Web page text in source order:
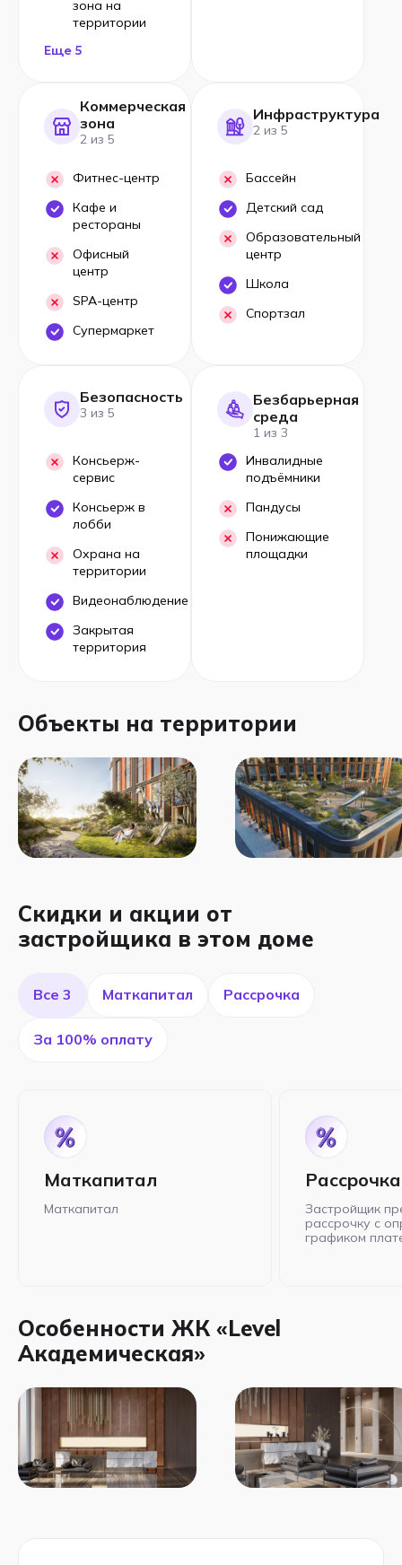
зона на
территории
Еще 5
Коммерческая
зона
2 из 5
Фитнес-центр
Кафе и
рестораны
Офисный
центр
SPA-центр
Супермаркет
Инфраструктура
2 из 5
Бассейн
Детский сад
Образовательный
центр
Школа
Спортзал
Безопасность
3 из 5
Консьерж-
сервис
Консьерж в
лобби
Охрана на
территории
Видеонаблюдение
Закрытая
территория
Безбарьерная
среда
1 из 3
Инвалидные
подъёмники
Пандусы
Понижающие
площадки
Объекты на территории
Скидки и акции от
застройщика в этом доме
Все 3 Маткапитал Рассрочка
За 100% оплату
Маткапитал
Маткапитал
Рассрочка
Застройщик
рассрочку с
графиком
Особенности ЖК «Level
Академическая»